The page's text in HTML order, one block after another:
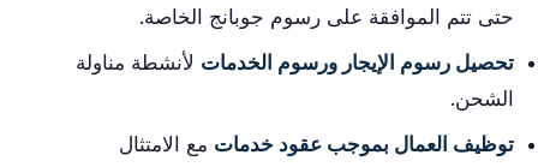
حتى تتم الموافقة على رسوم جوبانج الخاصة.
تحصيل رسوم الإيجار ورسوم الخدمات لأنشطة مناولة
الشحن.
توظيف العمال بموجب عقود خدمات مع الامتثال